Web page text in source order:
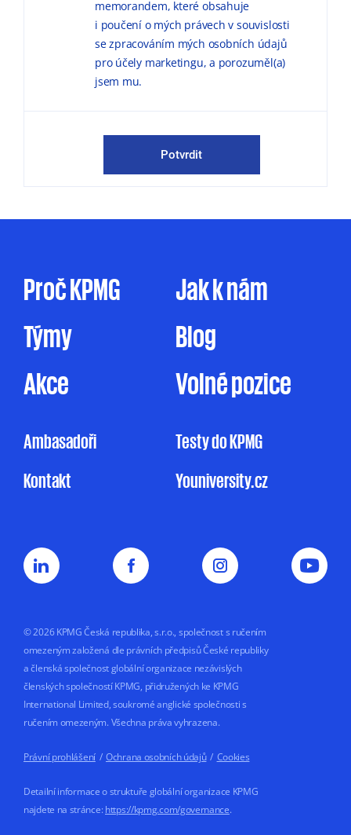
o zpracování osobních údajů (dále jen
Informační memorandum“).
Důvodem zpracováníosobních údajů pro
marketingové účely je možnost zasílat
komunikace (e-mail, telefon sociální sítě, atp.),
způsobem. Zpracování osobních údajů pro
marketingové účely je prováděno ve zde
mnou udělovaného souhlasu. Pakliže souhlas
neudělím, ale ani nevznesu námitku, může
KPMG omezeně zpracovávat mé osobní údaje
pro účely marketingu na základě jejího
a mohu jej kdykoliv odvolat. Můj nesouhlas
Souhlas uděluji na dobu
5 let nebo do doby,
memorandem, které obsahuje
i poučení o mých právech v souvislosti
se zpracováním mých osobních údajů
pro účely marketingu, a porozuměl(a)
jsem mu.
Potvrdit
Proč KPMG
Jak k nám
Týmy
Blog
Akce
Volné pozice
Ambasadoři
Kontakt
Testy do KPMG
Youniversity.cz
© 2026 KPMG Česká republika, s.r.o., společnost s ručením
omezeným založená dle právních předpisů České republiky
a členská společnost globální organizace nezávislých
členských společností KPMG, přidružených ke KPMG
International Limited, soukromé anglické společnosti s
ručením omezeným. Všechna práva vyhrazena.
Právní prohlášení / Ochrana osobních údajů / Cookies
Detailní informace o struktuře globální organizace KPMG
najdete na stránce: https://kpmg.com/governance.